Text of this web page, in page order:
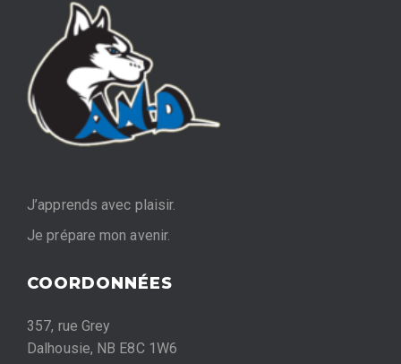
J’apprends avec plaisir.
Je prépare mon avenir.
COORDONNÉES
357, rue Grey
Dalhousie, NB E8C 1W6